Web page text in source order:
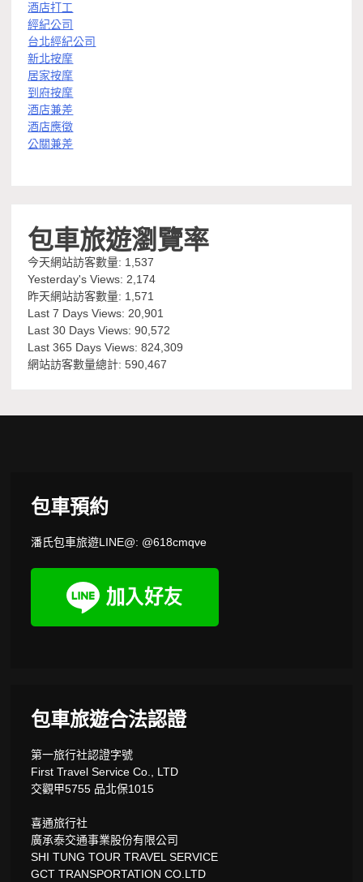
酒店打工
經紀公司
台北經紀公司
新北按摩
居家按摩
到府按摩
酒店兼差
酒店應徵
公關兼差
包車旅遊瀏覽率
今天網站訪客數量: 1,537
Yesterday's Views:2,174
昨天網站訪客數量: 1,571
Last 7 Days Views:20,901
Last 30 Days Views:90,572
Last 365 Days Views:824,309
網站訪客數量總計:590,467
包車預約
潘氏包車旅遊LINE@: @618cmqve
包車旅遊合法認證
第一旅行社認證字號
First Travel Service Co., LTD
交觀甲5755 品北保1015
喜通旅行社
廣承泰交通事業股份有限公司
SHI TUNG TOUR TRAVEL SERVICE
GCT TRANSPORTATION CO.LTD